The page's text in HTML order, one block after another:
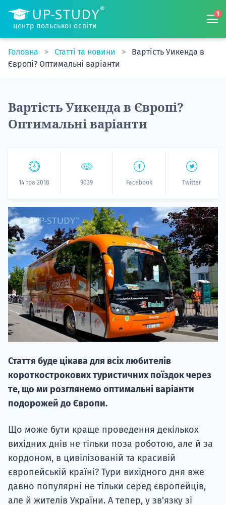
центр польської освіти
1
Головна Статті та новини
Вартість Уикенда в
Європі? Оптимальні варіанти
Вартість Уикенда в Європі?
Оптимальні варіанти
14 тра 2018 9039 Facebook Twitter
Стаття буде цікава для всіх любителів
короткострокових туристичних поїздок через
те, що ми розглянемо оптимальні варіанти
подорожей до Європи.
Що може бути краще проведення декількох
вихідних днів не тільки поза роботою, але й за
кордоном, в цивілізованій та красивій
європейській країні? Тури вихідного дня вже
давно популярні не тільки серед європейців,
але й жителів України. А тепер, у зв'язку зі
20.09
"Навчання